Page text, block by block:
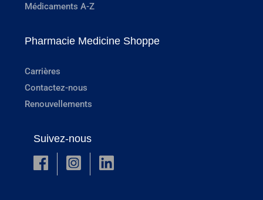
Médicaments A-Z
Pharmacie Medicine Shoppe
Carrières
Contactez-nous
Renouvellements
Suivez-nous